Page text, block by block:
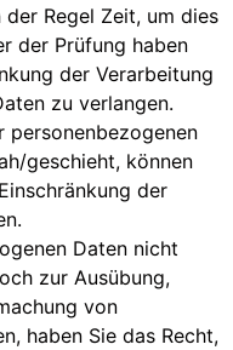
Regel Zeit, um dies
der Prüfung haben
der Verarbeitung
zu verlangen.
personenbezogenen
geschieht, können
der
Daten nicht
zur Ausübung,
von
haben Sie das Recht,